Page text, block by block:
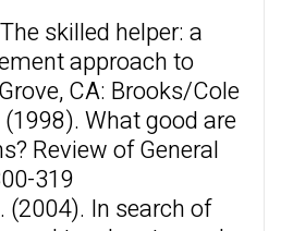
skilled helper: a
approach to
CA: Brooks/Cole.
(1998). What good are
Review of General
319.
(2004). In search of